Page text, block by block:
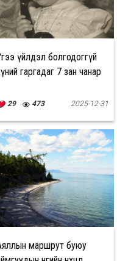
үйлдэл болгодоггүй
гаргадаг 7 зан чанар
29 473 2025-12-31
маршрут буюу